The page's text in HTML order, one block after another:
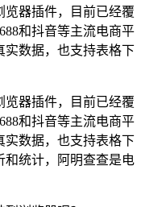
览器插件，目前已经覆
和抖音等主流电商平
实数据，也支持表格下
览器插件，目前已经覆
和抖音等主流电商平
实数据，也支持表格下
和统计，阿明查查是电